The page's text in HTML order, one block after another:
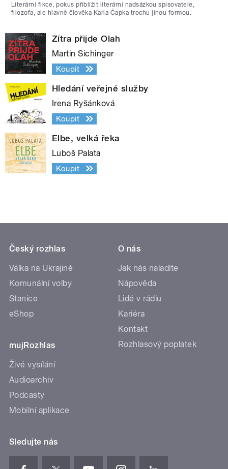
Literární fikce, pokus přiblížit literární nadsázkou spisovatele,
filozofa, ale hlavně člověka Karla Čapka trochu jinou formou.
Zítra přijde Olah
Martin Sichinger
Koupit
Hledání veřejné služby
Irena Ryšánková
Koupit
Elbe, velká řeka
Luboš Palata
Koupit
Český rozhlas
Válka na Ukrajině
Komunální volby
Stanice
eShop
mujRozhlas
Živé vysílání
Audioarchiv
Podcasty
Mobilní aplikace
O nás
Jak nás naladíte
Nápověda
Lidé v rádiu
Kariéra
Kontakt
Rozhlasový poplatek
Sledujte nás